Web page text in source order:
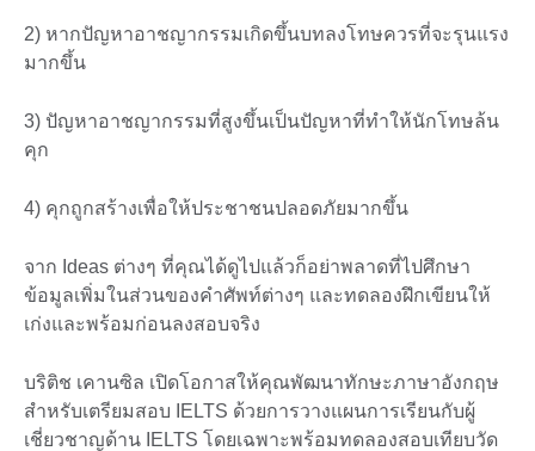
2) หากปัญหาอาชญากรรมเกิดขึ้นบทลงโทษควรที่จะรุนแรง
มากขึ้น
3) ปัญหาอาชญากรรมที่สูงขึ้นเป็นปัญหาที่ทำให้นักโทษล้น
คุก
4) คุกถูกสร้างเพื่อให้ประชาชนปลอดภัยมากขึ้น
จาก Ideas ต่างๆ ที่คุณได้ดูไปแล้วก็อย่าพลาดที่ไปศึกษา
ข้อมูลเพิ่มในส่วนของคำศัพท์ต่างๆ และทดลองฝึกเขียนให้
เก่งและพร้อมก่อนลงสอบจริง
บริติช เคานซิล เปิดโอกาสให้คุณพัฒนาทักษะภาษาอังกฤษ
สำหรับเตรียมสอบ IELTS ด้วยการวางแผนการเรียนกับผู้
เชี่ยวชาญด้าน IELTS โดยเฉพาะพร้อมทดลองสอบเทียบวัด